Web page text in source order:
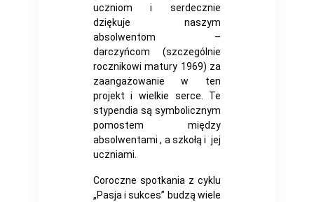
uczniom i serdecznie
dziękuje naszym
absolwentom –
darczyńcom (szczególnie
rocznikowi matury 1969) za
zaangażowanie w ten
projekt i wielkie serce. Te
stypendia są symbolicznym
pomostem między
absolwentami , a szkołą i jej
uczniami.
Coroczne spotkania z cyklu
„Pasja i sukces” budzą wiele